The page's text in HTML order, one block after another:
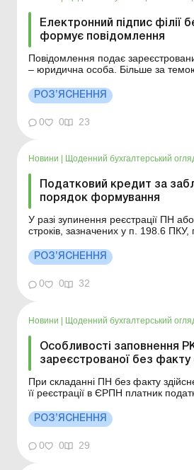
Електронний підпис філії
формує повідомлення
Повідомлення подає
– юридична особа. Більше за темою: Як взяти
ПН/РК у режимі відеоконференції? Відмова в реєстрації
ПН/РК: розгляд скарг у режимі
РОЗ’ЯСНЕННЯ
0 0 23
Новини Щоденний бухгалтерський
Податковий кредит за
порядок формування
У разі зупинення реєстрації ПН
строків, зазначених у п. 198.6
Детальніше див. нижче. Більше за темою:
штраф за нереєстрацію
РОЗ’ЯСНЕННЯ
0 0 32
Новини | Щоденний бухгалтерський
Особливості заповнення
зареєстрованої без факту
При складанні ПН без факту
її реєстрації в ЄРПН платник
РК підлягає реєстрації в ЄРПН
послуг, на якого була складена
темою: Чи нараховувати ПДВ у
РОЗ’ЯСНЕННЯ
0 0 29